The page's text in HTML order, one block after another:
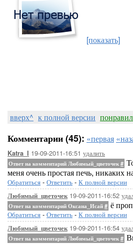
[показать]
вверх^ к полной версии
Комментарии (45): «первая
Katra_I 19-09-2011-16:51 удалить
Ответ на комментарий Любимый_цветочек #
меня очень простая печь, никаких
Обратиться - Ответить - К полной версии
Любимый_цветочек19-09-2011-16:52
Ответ на комментарий Оксана_Исай # ё
Обратиться - Ответить - К полной версии
Любимый_цветочек19-09-2011-16:54
Ответ на комментарий Любимый_цветочек #